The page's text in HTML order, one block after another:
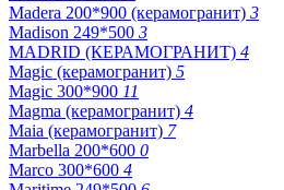
Madera 200*900 (керамогранит) 3
Madison 249*500 3
MADRID (КЕРАМОГРАНИТ) 4
Magic (керамогранит) 5
Magic 300*900 11
Magma (керамогранит) 4
Maia (керамогранит) 7
Marbella 200*600 0
Marco 300*600 4